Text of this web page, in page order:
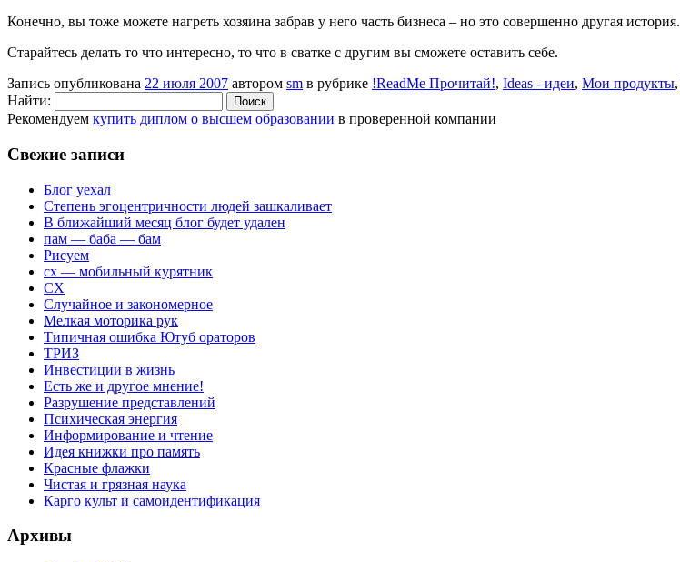
Конечно, вы тоже можете нагреть хозяина забрав у него часть бизнеса – но это совершенно другая история.
Старайтесь делать то что интересно, то что в сватке с другим вы сможете оставить себе.
Запись опубликована 22 июля 2007 автором sm в рубрике !ReadMe Прочитай!, Ideas - идеи, Мои продукты,
Найти:
Рекомендуем купить диплом о высшем образовании в проверенной компании
Свежие записи
Блог уехал
Степень эгоцентричности людей зашкаливает
В ближайший месяц блог будет удален
пам — баба — бам
Рисуем
сх — мобильный курятник
СХ
Случайное и закономерное
Мелкая моторика рук
Типичная ошибка Ютуб ораторов
ТРИЗ
Инвестиции в жизнь
Есть же и другое мнение!
Разрушение представлений
Психическая энергия
Информирование и чтение
Идея книжки про память
Красные флажки
Чистая и грязная наука
Карго культ и самоидентификация
Архивы